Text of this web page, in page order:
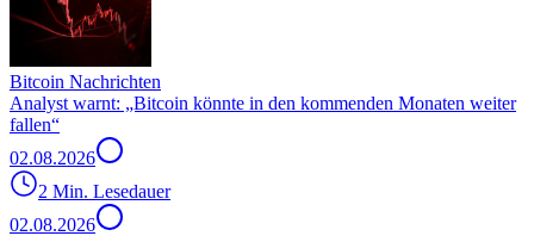
Bitcoin Nachrichten
Analyst warnt: „Bitcoin könnte in den kommenden Monaten weiter
fallen“
02.08.2026
2 Min. Lesedauer
02.08.2026